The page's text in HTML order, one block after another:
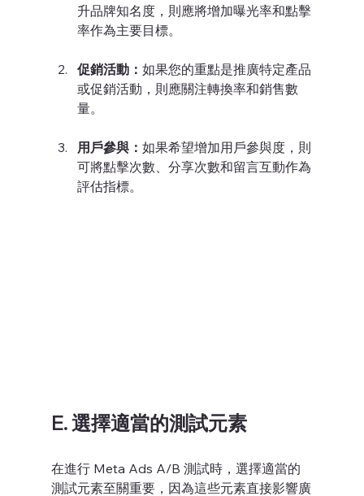
升品牌知名度，則應將增加曝光率和點擊
率作為主要目標。
促銷活動： 如果您的重點是推廣特定產品
或促銷活動，則應關注轉換率和銷售數
量。
用戶參與： 如果希望增加用戶參與度，則
可將點擊次數、分享次數和留言互動作為
評估指標。
E. 選擇適當的測試元素
在進行 Meta Ads A/B 測試時，選擇適當的
測試元素至關重要，因為這些元素直接影響廣